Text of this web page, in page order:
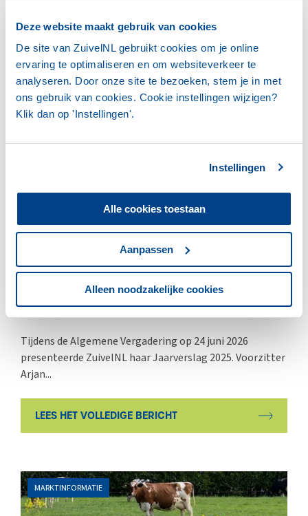
Deze website maakt gebruik van cookies
De site van ZuivelNL gebruikt cookies om je online
ervaring te optimaliseren en om websiteverkeer te
analyseren. Door onze site te bezoeken, stem je in met
ons gebruik van cookies. Cookie instellingen wijzigen?
Klik dan op 'Instellingen'.
Instellingen
Alle cookies toestaan
Aanpassen
Alleen noodzakelijke cookies
anoniem en kosten u maximaal...
LEES HET VOLLEDIGE BERICHT
25 JUNI 2026
ZuivelNL presenteert jaarverslag
2025
Tijdens de Algemene Vergadering op 24 juni 2026
presenteerde ZuivelNL haar Jaarverslag 2025. Voorzitter
Arjan...
LEES HET VOLLEDIGE BERICHT
MARKTINFORMATIE